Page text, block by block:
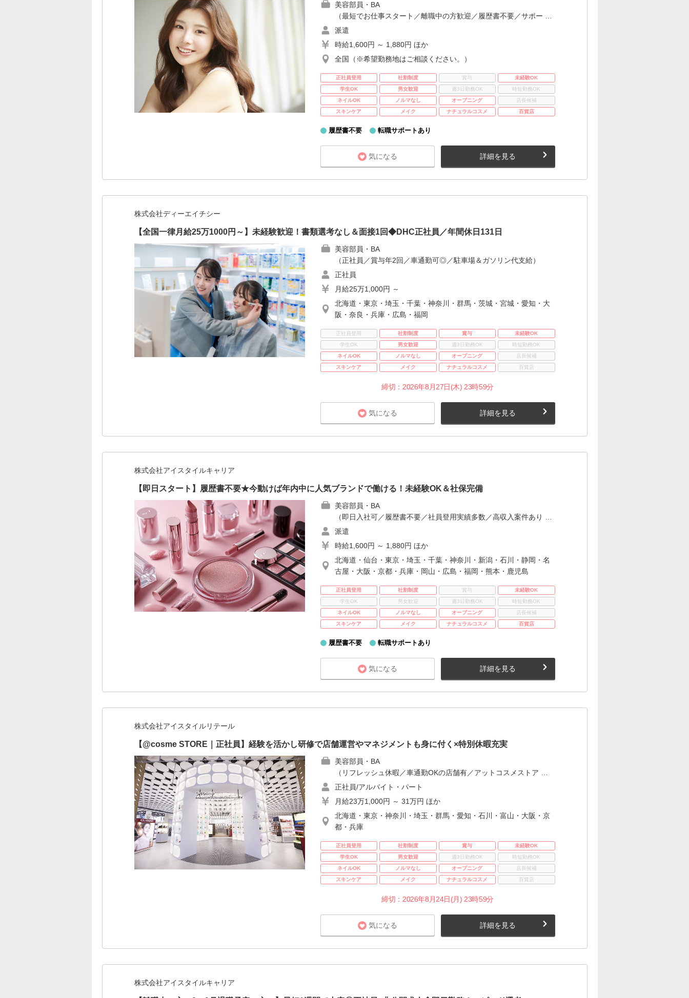
美容部員・BA
（最短でお仕事スタート／離職中の方歓迎／履歴書不要／サポー …
派遣
時給1,600円 ～ 1,880円 ほか
全国（※希望勤務地はご相談ください。）
正社員登用 社割制度 賞与
未経験OK
学生OK
男女歓迎 週3日勤務OK
時短勤務OK
ネイルOK
ノルマなし オープニング
店長候補
スキンケア
メイク ナチュラルコスメ 百貨店
履歴書不要 転職サポートあり
気になる 詳細を見る
株式会社ディーエイチシー
【全国一律月給25万1000円～】未経験歓迎！書類選考なし＆面接1回◆DHC正社員／年間休日131日
美容部員・BA
（正社員／賞与年2回／車通勤可◎／駐車場＆ガソリン代支給）
正社員
月給25万1,000円 ～
北海道・東京・埼玉・千葉・神奈川・群馬・茨城・宮城・愛知・大
阪・奈良・兵庫・広島・福岡
正社員登用 社割制度 賞与
未経験OK
学生OK
男女歓迎 週3日勤務OK
時短勤務OK
ネイルOK
ノルマなし オープニング
店長候補
スキンケア
メイク ナチュラルコスメ 百貨店
締切：2026年8月27日(木) 23時59分
気になる 詳細を見る
株式会社アイスタイルキャリア
【即日スタート】履歴書不要★今動けば年内中に人気ブランドで働ける！未経験OK＆社保完備
美容部員・BA
（即日入社可／履歴書不要／社員登用実績多数／高収入案件あり …
派遣
時給1,600円 ～ 1,880円 ほか
北海道・仙台・東京・埼玉・千葉・神奈川・新潟・石川・静岡・名
古屋・大阪・京都・兵庫・岡山・広島・福岡・熊本・鹿児島
正社員登用 社割制度 賞与
未経験OK
学生OK
男女歓迎 週3日勤務OK
時短勤務OK
ネイルOK
ノルマなし オープニング
店長候補
スキンケア
メイク ナチュラルコスメ 百貨店
履歴書不要 転職サポートあり
気になる 詳細を見る
株式会社アイスタイルリテール
【@cosme STORE｜正社員】経験を活かし研修で店舗運営やマネジメントも身に付く×特別休暇充実
美容部員・BA
（リフレッシュ休暇／車通勤OKの店舗有／アットコスメストア …
正社員/アルバイト・パート
月給23万1,000円 ～ 31万円 ほか
北海道・東京・神奈川・埼玉・群馬・愛知・石川・富山・大阪・京
都・兵庫
正社員登用 社割制度 賞与
未経験OK
学生OK
男女歓迎 週3日勤務OK
時短勤務OK
ネイルOK
ノルマなし オープニング
店長候補
スキンケア
メイク ナチュラルコスメ 百貨店
締切：2026年8月24日(月) 23時59分
気になる 詳細を見る
株式会社アイスタイルキャリア